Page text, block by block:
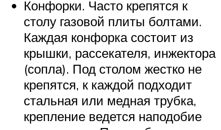
Конфорки. Часто крепятся к
столу газовой плиты болтами.
Каждая конфорка состоит из
крышки, рассекателя, инжектора
(сопла). Под столом жестко не
крепятся, к каждой подходит
стальная или медная трубка,
крепление ведется наподобие